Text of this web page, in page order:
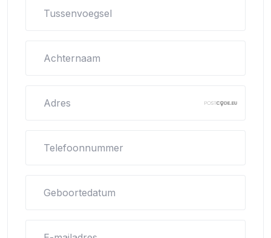
Tussenvoegsel
Achternaam
Adres
Telefoonnummer
Geboortedatum